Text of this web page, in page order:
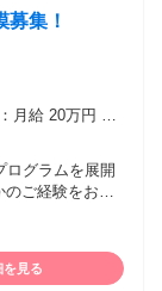
/ JFS-B1 /
ンシステム構
ザーファース
え、プロダクト
動くものを出
楽しめる方（組
違和感に気づき
集！
月給 20万円 〜
の他手当金額：
す。
グラムを展開
ら企画やプロ
習やカリキュ
を見る